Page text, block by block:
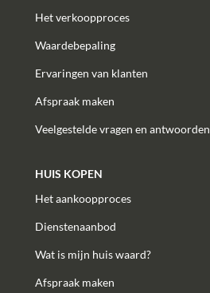
Het verkoopproces
Waardebepaling
Ervaringen van klanten
Afspraak maken
Veelgestelde vragen en antwoorden
HUIS KOPEN
Het aankoopproces
Dienstenaanbod
Wat is mijn huis waard?
Afspraak maken